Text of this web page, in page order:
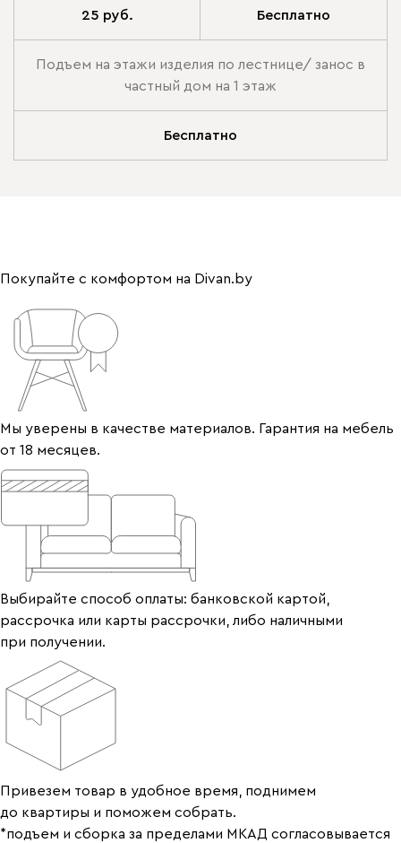
25 руб. Бесплатно
Подъем на этажи изделия по лестнице/ занос в
частный дом на 1 этаж
Бесплатно
Покупайте с комфортом на Divan.by
Мы уверены в качестве материалов. Гарантия на мебель
от 18 месяцев.
Выбирайте способ оплаты: банковской картой,
рассрочка или карты рассрочки, либо наличными
при получении.
Привезем товар в удобное время, поднимем
до квартиры и поможем собрать.
*подъем и сборка за пределами МКАД согласовывается